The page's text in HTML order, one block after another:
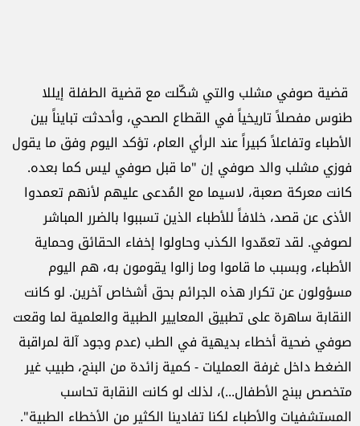
قضية صوفي مشلب والتي شكّلت مع قضية الطفلة إيللا
طنوس مفصلاً تاريخياً في القطاع الصحي، وأحدثت تبايناً بين
الأطباء وتفاعلاً كبيراً عند الرأي العام، تؤكد اليوم وفق ما يقول
فوزي مشلب والد صوفي إن "ما قبل صوفي ليس كما بعده.
كانت معركة صعبة، لاسيما مع المُدعى عليهم لأنهم تعمدوا
الأذى عن قصد، خلافاً للأطباء الذين تسببوا بالضرر المباشر
لصوفي. لقد تعمّدوا الكذب وحاولوا إخفاء الحقائق وحماية
الأطباء، وبسبب ما قاموا وما زالوا يقومون به، هم اليوم
مسؤولون عن تكرار هذه الجرائم بحق أشخاص آخرين. لو كانت
النقابة ساهرة على تطبيق المعايير الطبية والعلمية لما وقعت
صوفي ضحية أخطاء بديهية في الطب (عدم وجود آلة لمراقبة
الضغط داخل غرفة العمليات - كمية زائدة من البنج، طبيب غير
متخصص ببنج الأطفال...)، لذلك لو كانت النقابة تحاسب
المستشفيات والأطباء لكنا تفادينا الكثير من الأخطاء الطبية".